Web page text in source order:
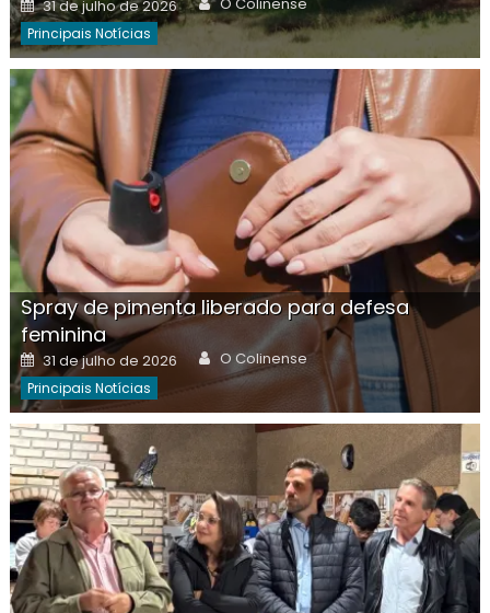
on
31 de julho de 2026
Principais Notícias
Spray de pimenta liberado para defesa
feminina
Posted
on
31 de julho de 2026 Author
O Colinense
Principais Notícias